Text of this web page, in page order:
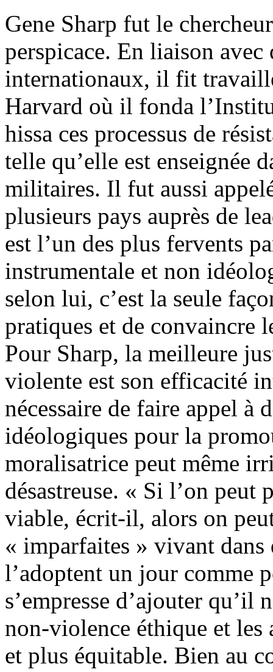
Gene Sharp fut le
perspicace. En liaison avec
internationaux, il fit
Harvard où il fonda
hissa ces processus de
telle qu’elle est enseignée
militaires. Il fut aussi
plusieurs pays auprès de
est l’un des plus fervents
instrumentale et non
selon lui, c’est la seule
pratiques et de convaincre
Pour Sharp, la meilleure
violente est son efficacité
nécessaire de faire appel à
idéologiques pour la
moralisatrice peut même
désastreuse. « Si l’on peut
viable, écrit-il, alors on
« imparfaites » vivant dans
l’adoptent un jour comme
s’empresse d’ajouter qu’il
non-violence éthique et les
et plus équitable. Bien au